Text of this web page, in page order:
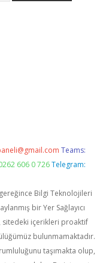
Teams:
606 0 726 Telegram:
gereğince Bilgi Teknolojileri
bir Yer Sağlayıcı
sitedeki içerikleri proaktif
bulunmamaktadır.
taşımakta olup,